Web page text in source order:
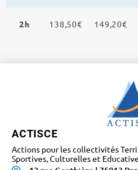
2h 138,50€ 149,20€
ACTISCE
Actions pour les collectivités
Sportives, Culturelles et